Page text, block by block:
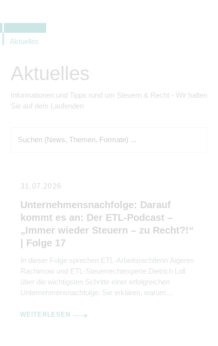
Aktuelles
Aktuelles
Informationen und Tipps rund um Steuern & Recht - Wir halten
Sie auf dem Laufenden
31.07.2026
Unternehmensnachfolge: Darauf
kommt es an: Der ETL-Podcast –
„Immer wieder Steuern – zu Recht?!“
| Folge 17
In dieser Folge sprechen ETL-Arbeitsrechtlerin Aigerim
Rachimow und ETL-Steuerrechtexperte Dietrich Loll
über die wichtigsten Schritte einer erfolgreichen
Unternehmensnachfolge. Sie erklären, warum
steuerliche Gestaltung.
WEITERLESEN